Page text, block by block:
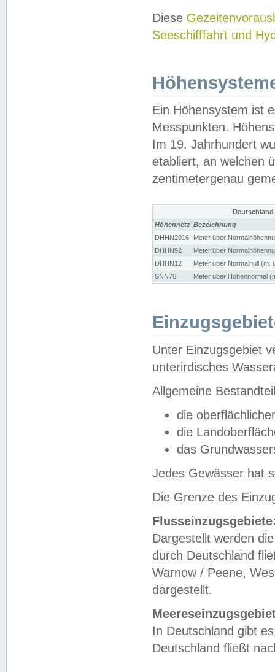
Diese
Seeschifffahrt und
Ein Höhensystem ist
Messpunkten.
Im 19. Jahrhundert
etabliert, an welchen
zentimetergenau
Höhennetz Bezeichnung
DHHN2016
Meter über
DHHN92
Meter über
DHHN12
Meter über Normalnull (m.
SNN76
Meter über Höhennormal
Unter Einzugsgebiet
unterirdisches
Allgemeine
die
die
das
Jedes Gewässer hat
Die Grenze des
Dargestellt werden
durch Deutschland
Warnow / Peene,
dargestellt.
In Deutschland gibt
Deutschland fließt